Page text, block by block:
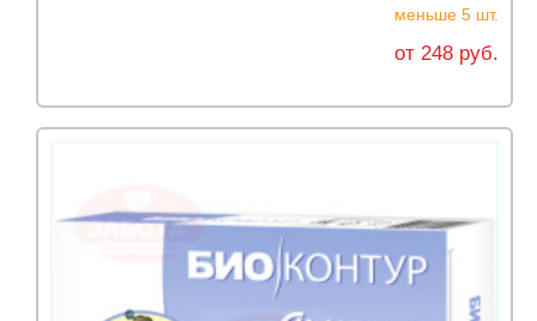
меньше 5 шт.
от 248 руб.